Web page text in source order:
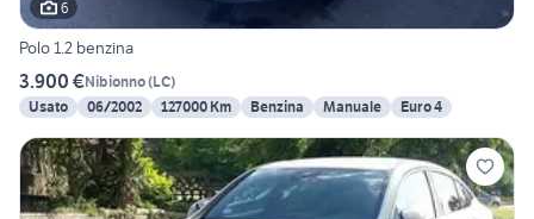
6
Polo 1.2 benzina
3.900 €Nibionno(LC)
Usato
06/2002 127000 Km Benzina Manuale Euro 4